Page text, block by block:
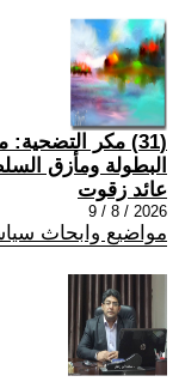
(31) مكر
البطولة ومأزق
عائد زقوت
2026 / 8 / 9
مواضيع وابحاث